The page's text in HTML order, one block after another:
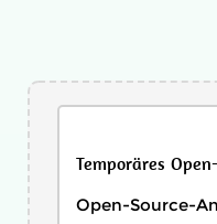
Temporäres
Open-Source-